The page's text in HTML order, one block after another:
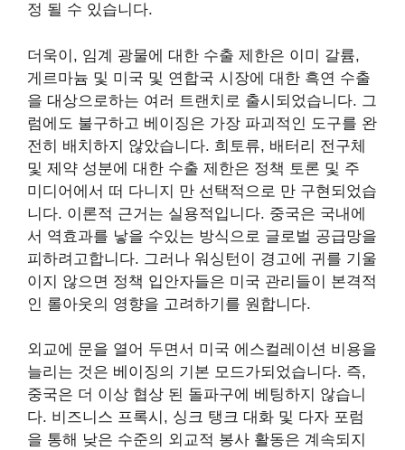
정 될 수 있습니다.
더욱이, 임계 광물에 대한 수출 제한은 이미 갈륨,
게르마늄 및 미국 및 연합국 시장에 대한 흑연 수출
을 대상으로하는 여러 트랜치로 출시되었습니다. 그
럼에도 불구하고 베이징은 가장 파괴적인 도구를 완
전히 배치하지 않았습니다. 희토류, 배터리 전구체
및 제약 성분에 대한 수출 제한은 정책 토론 및 주
미디어에서 떠 다니지 만 선택적으로 만 구현되었습
니다. 이론적 근거는 실용적입니다. 중국은 국내에
서 역효과를 낳을 수있는 방식으로 글로벌 공급망을
피하려고합니다. 그러나 워싱턴이 경고에 귀를 기울
이지 않으면 정책 입안자들은 미국 관리들이 본격적
인 롤아웃의 영향을 고려하기를 원합니다.
외교에 문을 열어 두면서 미국 에스컬레이션 비용을
늘리는 것은 베이징의 기본 모드가되었습니다. 즉,
중국은 더 이상 협상 된 돌파구에 베팅하지 않습니
다. 비즈니스 프록시, 싱크 탱크 대화 및 다자 포럼
을 통해 낮은 수준의 외교적 봉사 활동은 계속되지